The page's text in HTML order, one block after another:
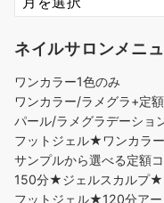
ネイルサロンメニ
ワンカラー1色のみ
ワンカラー/ラメグラ+定
パール/ラメグラデーショ
フットジェル★ワンカラ
サンプルから選べる定額
150分★ジェルスカルプ★
フットジェル★120分アー